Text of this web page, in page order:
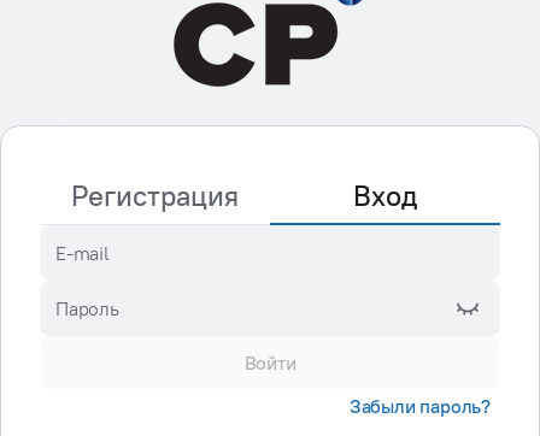
Регистрация Вход
E-mail
Пароль
Войти
Забыли пароль?